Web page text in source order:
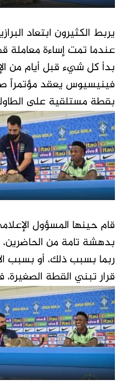
عندما تمت إساءة معاملة
بدأ كل شيء قبل أيام من
فينيسيوس يعقد مؤتمراً
بقطة مستلقية على
قام حينها المسؤول
بدهشة تامة من
ربما بسبب ذلك، أو بسبب
قرار تبني القطة